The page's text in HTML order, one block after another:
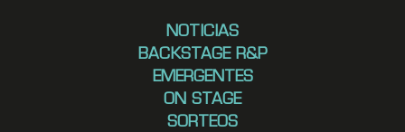
NOTICIAS
BACKSTAGE R&P
EMERGENTES
ON STAGE
SORTEOS